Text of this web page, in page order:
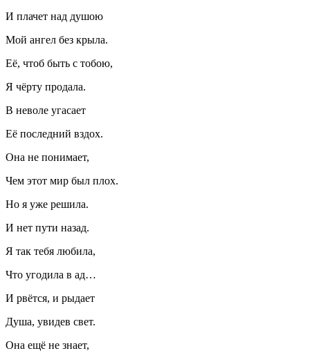
И плачет над душою
Мой ангел без крыла.
Её, чтоб быть с тобою,
Я чёрту продала.
В неволе угасает
Её последний вздох.
Она не понимает,
Чем этот мир был плох.
Но я уже решила.
И нет пути назад.
Я так тебя любила,
Что угодила в ад…
И рвётся, и рыдает
Душа, увидев свет.
Она ещё не знает,